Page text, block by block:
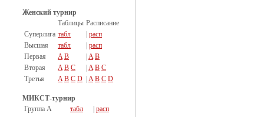
Женский турнир
Таблицы Расписание
Суперлига табл
расп
Высшая
табл
расп
Первая
A B A B
Вторая
A B C A B C
Третья
A B C D A B C D
МИКСТ-турнир
Группа А
табл расп